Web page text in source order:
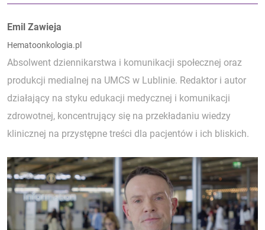
Autorzy:
Emil Zawieja
Hematoonkologia.pl
Absolwent dziennikarstwa i komunikacji społecznej oraz
produkcji medialnej na UMCS w Lublinie. Redaktor i autor
działający na styku edukacji medycznej i komunikacji
zdrowotnej, koncentrujący się na przekładaniu wiedzy
klinicznej na przystępne treści dla pacjentów i ich bliskich.